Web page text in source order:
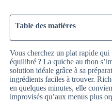
Table des matières
Vous cherchez un plat rapide qui
équilibré ? La quiche au thon
solution idéale grâce à sa
ingrédients faciles à trouver.
en quelques minutes, elle
improvisés qu’aux menus plus